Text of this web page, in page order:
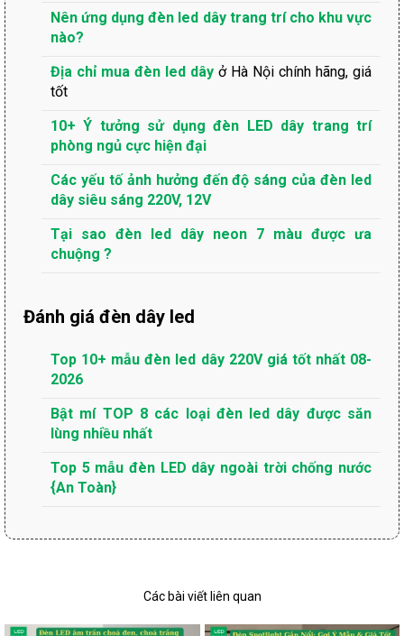
Nên ứng dụng đèn led dây trang trí cho khu vực
nào?
Địa chỉ mua đèn led dây ở Hà Nội chính hãng, giá
tốt
10+ Ý tưởng sử dụng đèn LED dây trang trí
phòng ngủ cực hiện đại
Các yếu tố ảnh hưởng đến độ sáng của đèn led
dây siêu sáng 220V, 12V
Tại sao đèn led dây neon 7 màu được ưa
chuộng ?
Đánh giá đèn dây led
Top 10+ mẫu đèn led dây 220V giá tốt nhất 08-
2026
Bật mí TOP 8 các loại đèn led dây được săn
lùng nhiều nhất
Top 5 mẫu đèn LED dây ngoài trời chống nước
{An Toàn}
Các bài viết liên quan